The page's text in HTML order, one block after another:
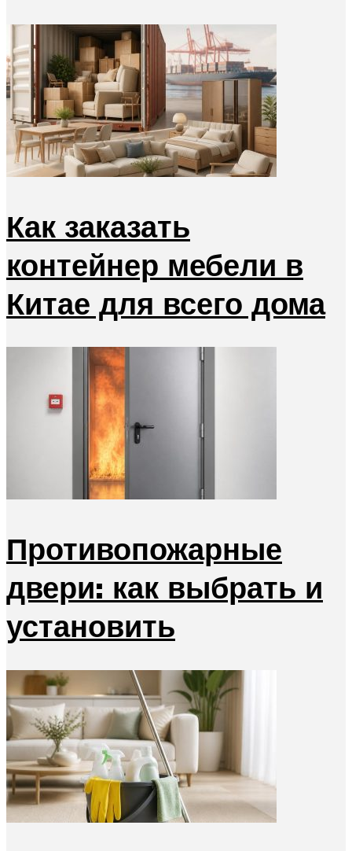
Как заказать
контейнер мебели в
Китае для всего дома
Противопожарные
двери: как выбрать и
установить